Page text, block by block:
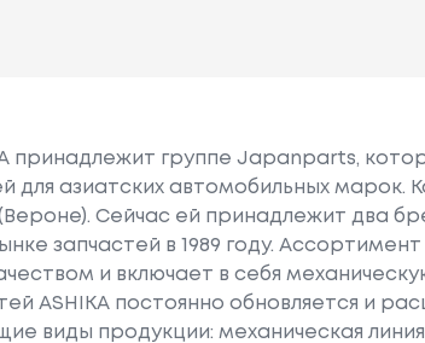
принадлежит группе Japanparts,
для азиатских автомобильных
Сейчас ей принадлежит два
запчастей в 1989 году.
и включает в себя
ASHIKA постоянно обновляется и
виды продукции: механическая